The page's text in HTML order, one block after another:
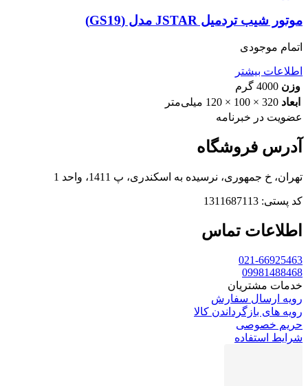
موتور شیب تردمیل JSTAR مدل (GS19)
اتمام موجودی
اطلاعات بیشتر
وزن 4000 گرم
ابعاد 320 × 100 × 120 میلی‌متر
عضویت در خبرنامه
آدرس فروشگاه
تهران، خ جمهوری، نرسیده به اسکندری، پ 1411، واحد 1
کد پستی: 1311687113
اطلاعات تماس
021-66925463
09981488468
خدمات مشتریان
رویه ارسال سفارش
رویه های بازگرداندن کالا
حریم خصوصی
شرایط استفاده